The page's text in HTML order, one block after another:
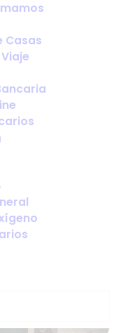
Casas
debo
viajar?